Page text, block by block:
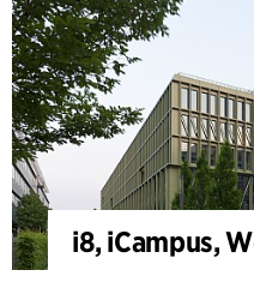
i8, iCampus,